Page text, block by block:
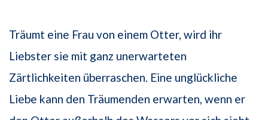
Träumt eine Frau von einem Otter, wird ihr
Liebster sie mit ganz unerwarteten
Zärtlichkeiten überraschen. Eine unglückliche
Liebe kann den Träumenden erwarten, wenn er